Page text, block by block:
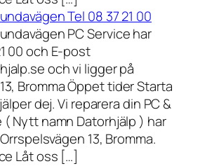
Tel 08 37 21 00
PC Service har
00 och E-post
och vi ligger på
Bromma Öppet tider Starta
dej. Vi reparera din PC &
( Nytt namn Datorhjälp ) har
13, Bromma.
Låt oss […]